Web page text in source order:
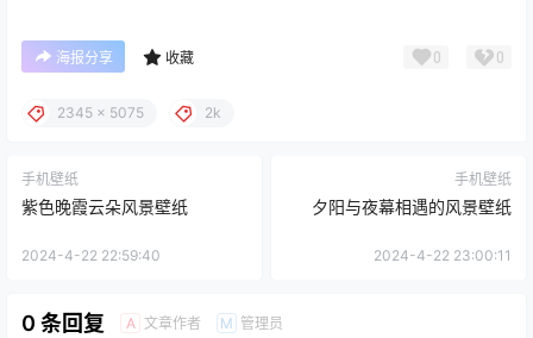
海报分享 收藏 0 0
2345 x 5075 2k
手机壁纸
紫色晚霞云朵风景壁纸
2024-4-22 22:59:40
手机壁纸
夕阳与夜幕相遇的风景壁纸
2024-4-22 23:00:11
0 条回复 A 文章作者 M 管理员